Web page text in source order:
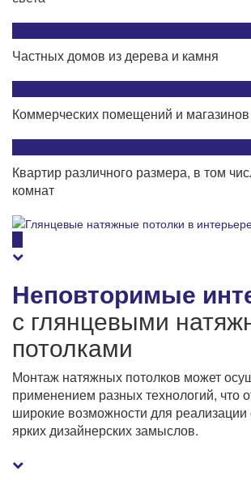
Частных домов из дерева и камня
Коммерческих помещений и магазинов
Квартир различного размера, в том
комнат
Неповторимые
с глянцевыми
потолками
Монтаж натяжных потолков может
применением разных технологий, что
широкие возможности для
ярких дизайнерских замыслов.